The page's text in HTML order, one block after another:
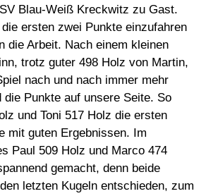
Blau-Weiß Kreckwitz zu Gast.
ersten zwei Punkte einzufahren
die Arbeit. Nach einem kleinen
trotz guter 498 Holz von Martin,
nach und nach immer mehr
die Punkte auf unsere Seite. So
und Toni 517 Holz die ersten
mit guten Ergebnissen. Im
Paul 509 Holz und Marco 474
gemacht, denn beide
letzten Kugeln entschieden, zum